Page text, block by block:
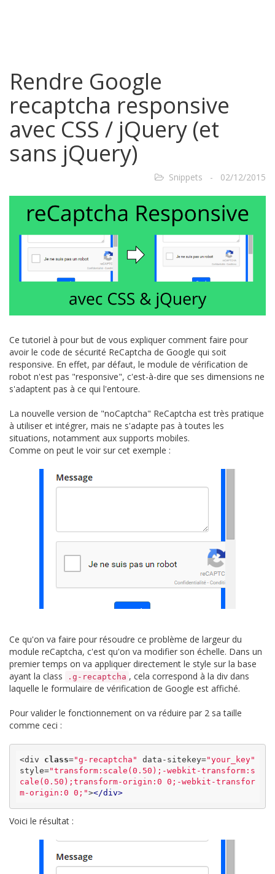
Rendre Google
recaptcha responsive
avec CSS / jQuery (et
sans jQuery)
Snippets - 02/12/2015
Ce tutoriel à pour but de vous expliquer comment faire pour
avoir le code de sécurité ReCaptcha de Google qui soit
responsive. En effet, par défaut, le module de vérification de
robot n'est pas "responsive", c'est-à-dire que ses dimensions ne
s'adaptent pas à ce qui l'entoure.
La nouvelle version de "noCaptcha" ReCaptcha est très pratique
à utiliser et intégrer, mais ne s'adapte pas à toutes les
situations, notamment aux supports mobiles.
Comme on peut le voir sur cet exemple :
Ce qu'on va faire pour résoudre ce problème de largeur du
module reCaptcha, c'est qu'on va modifier son échelle. Dans un
premier temps on va appliquer directement le style sur la base
ayant la class
.g-recaptcha , cela correspond à la div dans
laquelle le formulaire de vérification de Google est affiché.
Pour valider le fonctionnement on va réduire par 2 sa taille
comme ceci :
<div class="g-recaptcha" data-sitekey="your_key"
style="transform:scale(0.50);-webkit-transform:s
cale(0.50);transform-origin:0 0;-webkit-transfor
m-origin:0 0;"></div>
Voici le résultat :